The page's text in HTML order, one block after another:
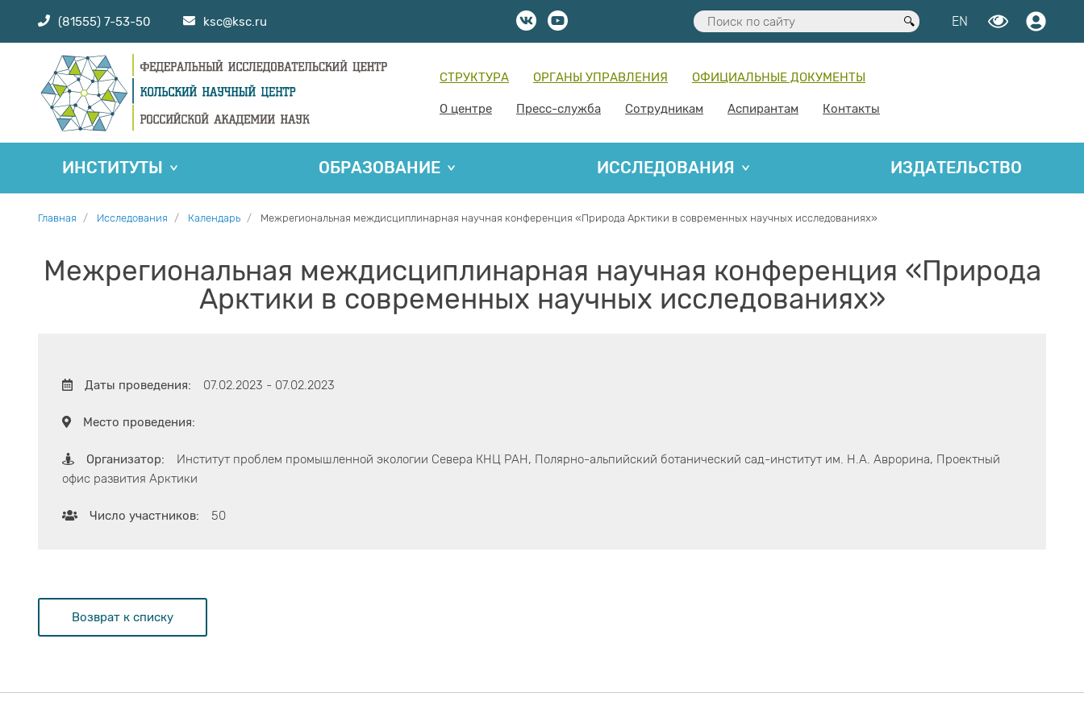
(81555) 7-53-50 ksc@ksc.ru EN
СТРУКТУРА ОРГАНЫ УПРАВЛЕНИЯ ОФИЦИАЛЬНЫЕ ДОКУМЕНТЫ
О центре Пресс-служба Сотрудникам Аспирантам Контакты
ИНСТИТУТЫ ОБРАЗОВАНИЕ ИССЛЕДОВАНИЯ ИЗДАТЕЛЬСТВО
Главная Исследования Календарь Межрегиональная междисциплинарная научная конференция «Природа Арктики в современных научных исследованиях»
Межрегиональная междисциплинарная научная конференция «Природа
Арктики в современных научных исследованиях»
Даты проведения: 07.02.2023 - 07.02.2023
Место проведения:
Организатор:
Институт проблем промышленной экологии Севера КНЦ РАН, Полярно-альпийский ботанический сад-институт им. Н.А. Аврорина, Проектный
офис развития Арктики
Число участников: 50
Возврат к списку